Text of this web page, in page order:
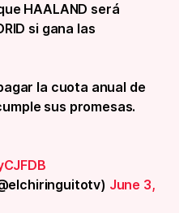
HAALAND será
si gana las
la cuota anual de
sus promesas.
June 3,